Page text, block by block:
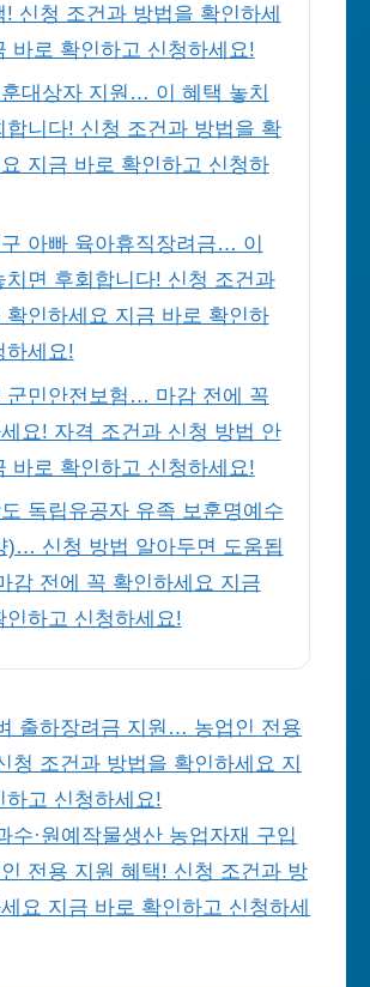
! 신청 조건과 방법을 확인하세
바로 확인하고 신청하세요!
대상자 지원… 이 혜택 놓치
합니다! 신청 조건과 방법을 확
지금 바로 확인하고 신청하
아빠 육아휴직장려금… 이
치면 후회합니다! 신청 조건과
확인하세요 지금 바로 확인하
하세요!
군민안전보험… 마감 전에 꼭
요! 자격 조건과 신청 방법 안
바로 확인하고 신청하세요!
독립유공자 유족 보훈명예수
)… 신청 방법 알아두면 도움됩
감 전에 꼭 확인하세요 지금
인하고 신청하세요!
출하장려금 지원… 농업인 전용
청 조건과 방법을 확인하세요 지
하고 신청하세요!
수·원예작물생산 농업자재 구입
전용 지원 혜택! 신청 조건과 방
요 지금 바로 확인하고 신청하세